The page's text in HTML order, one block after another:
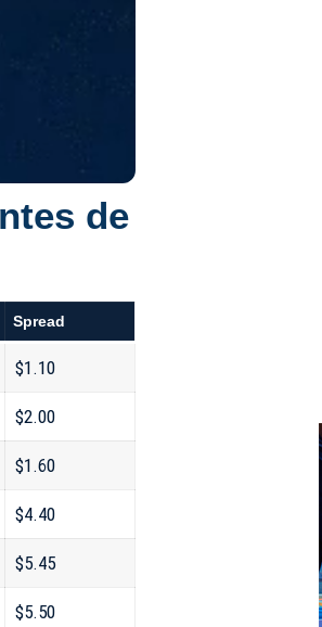
de
Spread
$1.10
$2.00
$1.60
$4.40
$5.45
$5.50